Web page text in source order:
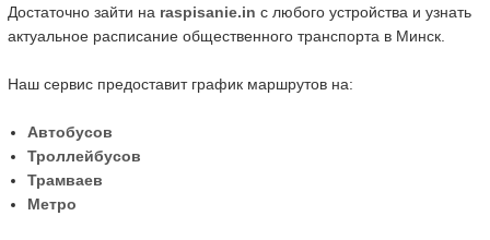
Достаточно зайти на raspisanie.in с любого устройства и узнать
актуальное расписание общественного транспорта в Минск.
Наш сервис предоставит график маршрутов на:
Автобусов
Троллейбусов
Трамваев
Метро